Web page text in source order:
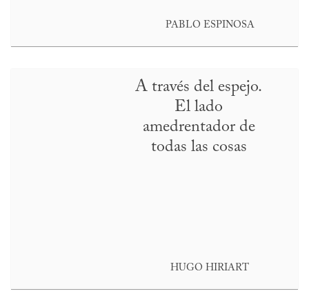
PABLO ESPINOSA
A través del espejo.
El lado
amedrentador de
todas las cosas
HUGO HIRIART